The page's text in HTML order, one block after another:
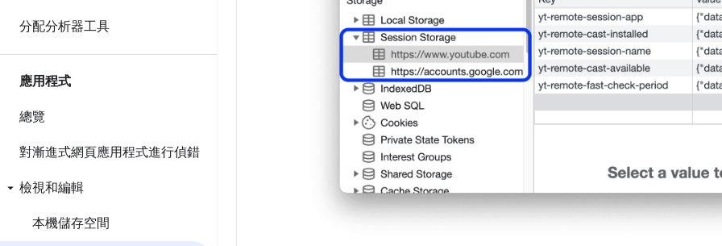
分配分析器工具
應用程式
總覽
對漸進式網頁應用程式進行偵錯
檢視和編輯
本機儲存空間